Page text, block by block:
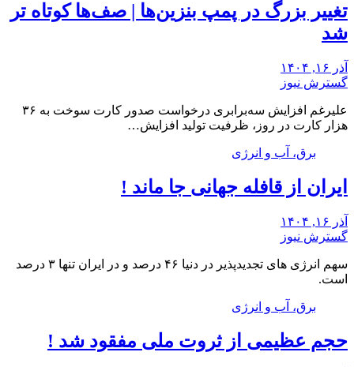
تغییر بزرگ در پمپ بنزین‌ها | صف‌ها کوتاه تر
شد
آذر ۱۶, ۱۴۰۴
گسترش نیوز
علیرغم افزایش سه‌برابری درخواست صدور کارت سوخت به ۳۶
هزار کارت در روز، ظرفیت تولید افزایش…
برق، آب و انرژی
ایران از قافله جهانی جا ماند !
آذر ۱۶, ۱۴۰۴
گسترش نیوز
سهم انرژی های تجدیدپذیر در دنیا ۴۶ درصد و در ایران تنها ۳ درصد
است.
برق، آب و انرژی
حجم عظیمی از ثروت ملی مفقود شد !